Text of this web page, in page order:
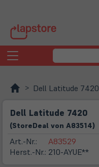
Toggle
navigation
Dell Latitude 7420
Dell Latitude 7420
(StoreDeal von A83514)
Art.-Nr.:
Herst.-Nr.:
A83529
210-AYUE**